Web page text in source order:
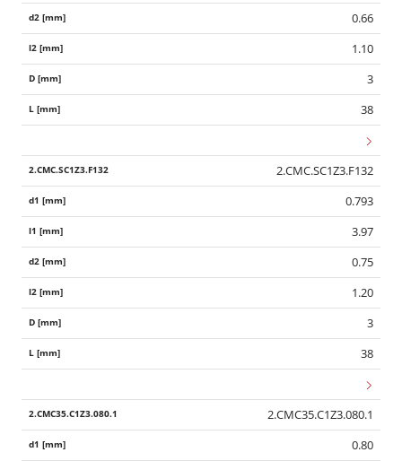
0.66
1.10
3
38
2.CMC.SC1Z3.F132
0.793
3.97
0.75
1.20
3
38
2.CMC35.C1Z3.080.1
0.80